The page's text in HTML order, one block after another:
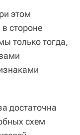
этом
в стороне
только тогда,
достаточна
схем